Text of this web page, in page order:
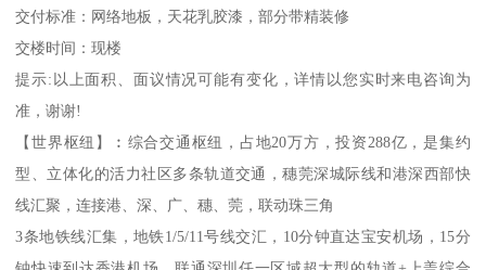
交付标准：网络地板，天花乳胶漆，部分带精装修
交楼时间：现楼
提示:以上面积、面议情况可能有变化，详情以您实时来电咨询为
准，谢谢!
【世界枢纽】︰综合交通枢纽，占地20万方，投资288亿，是集约
型、立体化的活力社区多条轨道交通，穗莞深城际线和港深西部快
线汇聚，连接港、深、广、穗、莞，联动珠三角
3条地铁线汇集，地铁1/5/11号线交汇，10分钟直达宝安机场，15分